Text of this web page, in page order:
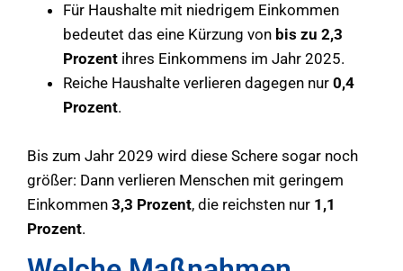
Für Haushalte mit niedrigem Einkommen
bedeutet das eine Kürzung von bis zu 2,3
Prozent ihres Einkommens im Jahr 2025.
Reiche Haushalte verlieren dagegen nur 0,4
Prozent.
Bis zum Jahr 2029 wird diese Schere sogar noch
größer: Dann verlieren Menschen mit geringem
Einkommen 3,3 Prozent, die reichsten nur 1,1
Prozent.